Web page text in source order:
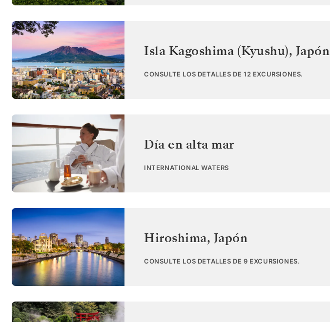
Isla Kagoshima (Kyushu), Japón
CONSULTE LOS DETALLES DE 12 EXCURSIONES.
Día en alta mar
INTERNATIONAL WATERS
Hiroshima, Japón
CONSULTE LOS DETALLES DE 9 EXCURSIONES.